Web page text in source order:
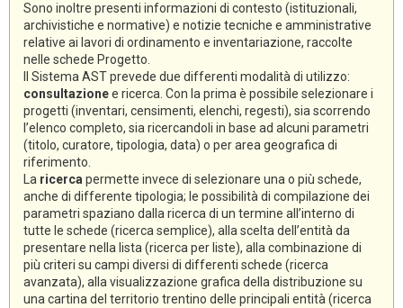
Sono inoltre presenti informazioni di contesto (istituzionali,
archivistiche e normative) e notizie tecniche e amministrative
relative ai lavori di ordinamento e inventariazione, raccolte
nelle schede Progetto.
Il Sistema AST prevede due differenti modalità di utilizzo:
consultazionee ricerca. Con la prima è possibile selezionare i
progetti (inventari, censimenti, elenchi, regesti), sia scorrendo
l’elenco completo, sia ricercandoli in base ad alcuni parametri
(titolo, curatore, tipologia, data) o per area geografica di
riferimento.
La ricerca permette invece di selezionare una o più schede,
anche di differente tipologia; le possibilità di compilazione dei
parametri spaziano dalla ricerca di un termine all’interno di
tutte le schede (ricerca semplice), alla scelta dell’entità da
presentare nella lista (ricerca per liste), alla combinazione di
più criteri su campi diversi di differenti schede (ricerca
avanzata), alla visualizzazione grafica della distribuzione su
una cartina del territorio trentino delle principali entità (ricerca